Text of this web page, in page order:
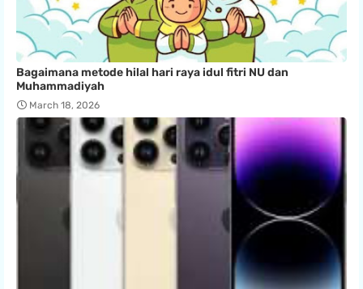
Bagaimana metode hilal hari raya idul fitri NU dan
Muhammadiyah
March 18, 2026